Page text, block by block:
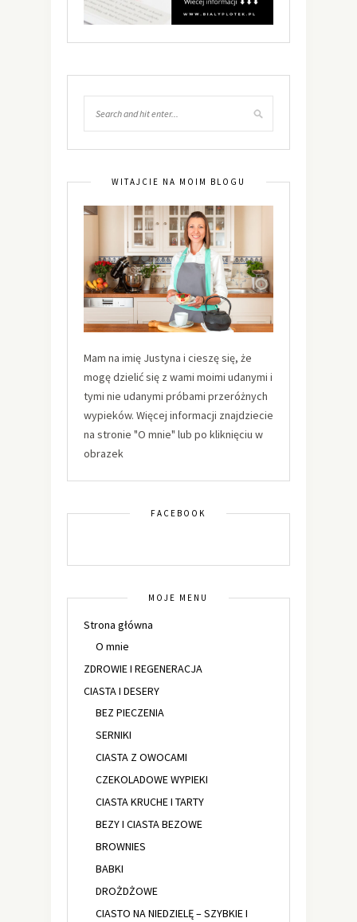
WITAJCIE NA MOIM BLOGU
Mam na imię Justyna i cieszę się, że
mogę dzielić się z wami moimi udanymi i
tymi nie udanymi próbami przeróżnych
wypieków. Więcej informacji znajdziecie
na stronie "O mnie" lub po kliknięciu w
obrazek
FACEBOOK
MOJE MENU
Strona główna
O mnie
ZDROWIE I REGENERACJA
CIASTA I DESERY
BEZ PIECZENIA
SERNIKI
CIASTA Z OWOCAMI
CZEKOLADOWE WYPIEKI
CIASTA KRUCHE I TARTY
BEZY I CIASTA BEZOWE
BROWNIES
BABKI
DROŻDŻOWE
CIASTO NA NIEDZIELĘ – SZYBKIE I